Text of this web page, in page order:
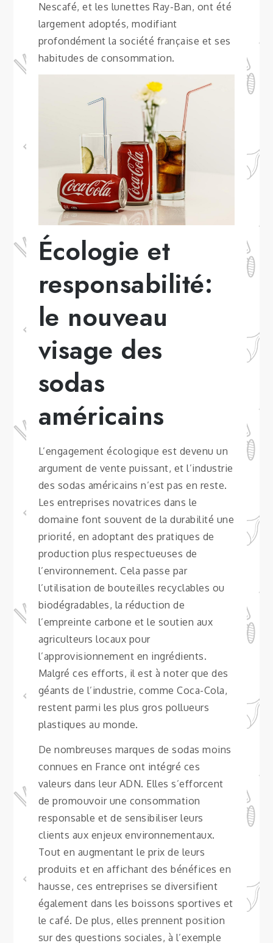
Nescafé, et les lunettes Ray-Ban, ont été
largement adoptés, modifiant
profondément la société française et ses
habitudes de consommation.
Écologie et
responsabilité:
le nouveau
visage des
sodas
américains
L’engagement écologique est devenu un
argument de vente puissant, et l’industrie
des sodas américains n’est pas en reste.
Les entreprises novatrices dans le
domaine font souvent de la durabilité une
priorité, en adoptant des pratiques de
production plus respectueuses de
l’environnement. Cela passe par
l’utilisation de bouteilles recyclables ou
biodégradables, la réduction de
l’empreinte carbone et le soutien aux
agriculteurs locaux pour
l’approvisionnement en ingrédients.
Malgré ces efforts, il est à noter que des
géants de l’industrie, comme Coca-Cola,
restent parmi les plus gros pollueurs
plastiques au monde.
De nombreuses marques de sodas moins
connues en France ont intégré ces
valeurs dans leur ADN. Elles s’efforcent
de promouvoir une consommation
responsable et de sensibiliser leurs
clients aux enjeux environnementaux.
Tout en augmentant le prix de leurs
produits et en affichant des bénéfices en
hausse, ces entreprises se diversifient
également dans les boissons sportives et
le café. De plus, elles prennent position
sur des questions sociales, à l’exemple